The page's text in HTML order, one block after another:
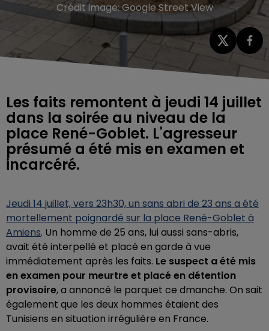
Crédit image:Google Street View
Les faits remontent à jeudi 14 juillet
dans la soirée au niveau de la
place René-Goblet. L'agresseur
présumé a été mis en examen et
incarcéré.
Jeudi 14 juillet, vers 23h30, un sans abri de 23 ans a été
mortellement poignardé sur la place René-Goblet à
Amiens. Un homme de 25 ans, lui aussi sans-abris,
avait été interpellé et placé en garde à vue
immédiatement après les faits. Le suspect a été mis
en examen pour meurtre et placé en détention
provisoire, a annoncé le parquet ce dmanche. On sait
également que les deux hommes étaient des
Tunisiens en situation irrégulière en France.